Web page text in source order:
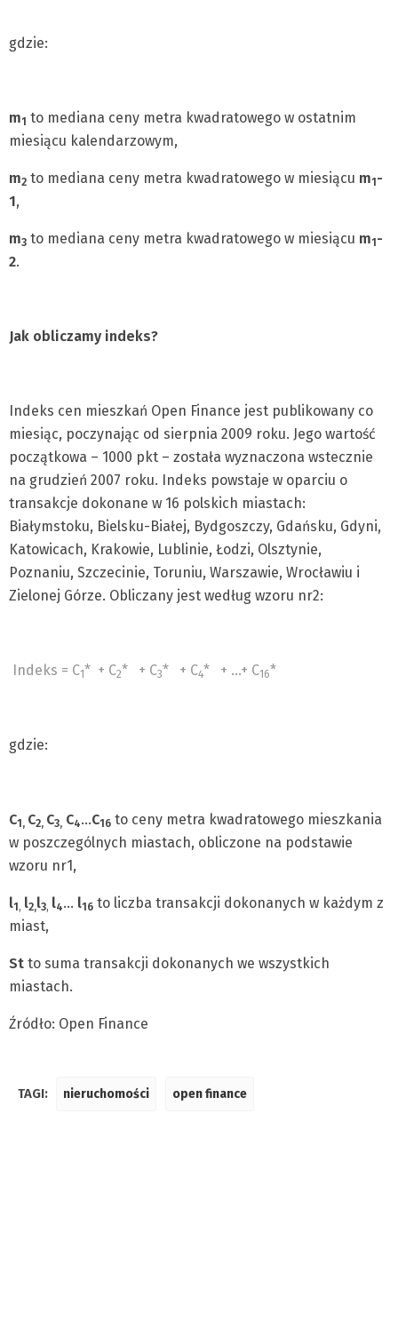
gdzie:
m1 to mediana ceny metra kwadratowego w ostatnim
miesiącu kalendarzowym,
m2 to mediana ceny metra kwadratowego w miesiącu m1 -
1,
m3 to mediana ceny metra kwadratowego w miesiącu m1 -
2.
Jak obliczamy indeks?
Indeks cen mieszkań Open Finance jest publikowany co
miesiąc, poczynając od sierpnia 2009 roku. Jego wartość
początkowa – 1000 pkt – została wyznaczona wstecznie
na grudzień 2007 roku. Indeks powstaje w oparciu o
transakcje dokonane w 16 polskich miastach:
Białymstoku, Bielsku-Białej, Bydgoszczy, Gdańsku, Gdyni,
Katowicach, Krakowie, Lublinie, Łodzi, Olsztynie,
Poznaniu, Szczecinie, Toruniu, Warszawie, Wrocławiu i
Zielonej Górze. Obliczany jest według wzoru nr2:
Indeks = C1* + C2* + C3* + C4* + …+ C16*
gdzie:
C1, C2, C3, C4…C16 to ceny metra kwadratowego mieszkania
w poszczególnych miastach, obliczone na podstawie
wzoru nr1,
l1 , l2,l3, l4… l16 to liczba transakcji dokonanych w każdym z
miast,
St to suma transakcji dokonanych we wszystkich
miastach.
Źródło: Open Finance
TAGI: nieruchomości open finance